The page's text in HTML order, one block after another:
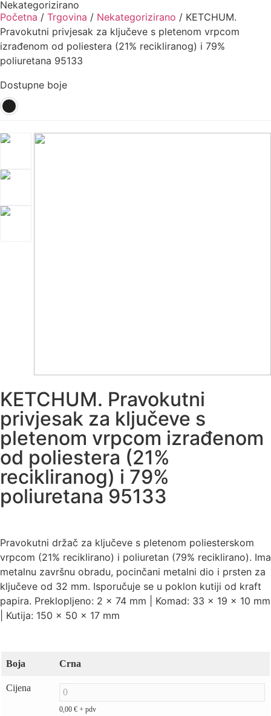
Nekategorizirano
Početna / Trgovina / Nekategorizirano / KETCHUM.
Pravokutni privjesak za ključeve s pletenom vrpcom
izrađenom od poliestera (21% recikliranog) i 79%
poliuretana 95133
Dostupne boje
KETCHUM. Pravokutni
privjesak za ključeve s
pletenom vrpcom izrađenom
od poliestera (21%
recikliranog) i 79%
poliuretana 95133
Pravokutni držač za ključeve s pletenom poliesterskom
vrpcom (21% reciklirano) i poliuretan (79% reciklirano). Ima
metalnu završnu obradu, pocinčani metalni dio i prsten za
ključeve od 32 mm. Isporučuje se u poklon kutiji od kraft
papira. Preklopljeno: 2 x 74 mm | Komad: 33 x 19 x 10 mm
| Kutija: 150 x 50 x 17 mm
Boja Crna
Cijena
0,00 € + pdv